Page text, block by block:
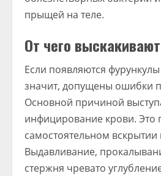
прыщей на теле.
От чего
Если появляются фурункулы
значит, допущены ошибки
Основной причиной
инфицирование крови. Это
самостоятельном вскрытии
Выдавливание,
стержня чревато